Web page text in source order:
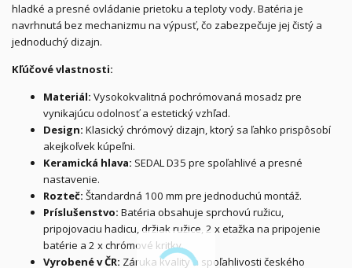
hladké a presné ovládanie prietoku a teploty vody. Batéria je
navrhnutá bez mechanizmu na výpusť, čo zabezpečuje jej čistý a
jednoduchý dizajn.
Kľúčové vlastnosti:
Materiál: Vysokokvalitná pochrómovaná mosadz pre
vynikajúcu odolnosť a estetický vzhľad.
Design: Klasický chrómový dizajn, ktorý sa ľahko prispôsobí
akejkoľvek kúpeľni.
Keramická hlava: SEDAL D35 pre spoľahlivé a presné
nastavenie.
Rozteč: Štandardná 100 mm pre jednoduchú montáž.
Príslušenstvo: Batéria obsahuje sprchovú ružicu,
pripojovaciu hadicu, držiak ružice, 2 x etažka na pripojenie
batérie a 2 x chrómové kritky.
Vyrobené v ČR: Záruka kvality a spoľahlivosti českého